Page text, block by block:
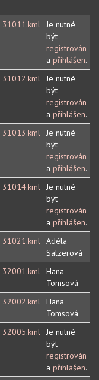
31011.kml Je nutné
být
registrován
a přihlášen.
31012.kml Je nutné
být
registrován
a přihlášen.
31013.kml Je nutné
být
registrován
a přihlášen.
31014.kml Je nutné
být
registrován
a přihlášen.
31021.kml Adéla
Salzerová
32001.kml Hana
Tomsová
32002.kml Hana
Tomsová
32005.kml Je nutné
být
registrován
a přihlášen.